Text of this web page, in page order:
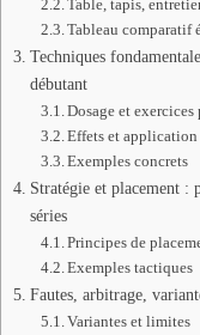
Table, tapis,
Tableau comparatif
Techniques
débutant
Dosage et exercices
Effets et
Exemples concrets
Stratégie et placement :
séries
Principes de
Exemples tactiques
Fautes, arbitrage,
Variantes et limites